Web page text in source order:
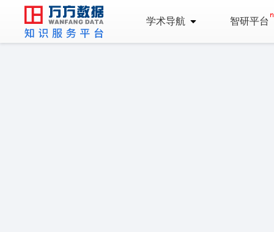
学术导航 智研平台